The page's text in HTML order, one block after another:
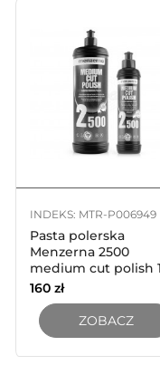
INDEKS: MTR-P006949
Pasta polerska
Menzerna 2500
medium cut polish
160 zł
ZOBACZ